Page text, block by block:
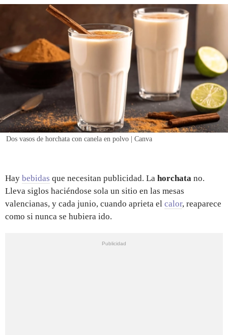
REGISTRO
INICIAR SESIÓN
Dos vasos de horchata con canela en polvo | Canva
Hay bebidas que necesitan publicidad. La horchata no.
Lleva siglos haciéndose sola un sitio en las mesas
valencianas, y cada junio, cuando aprieta el calor, reaparece
como si nunca se hubiera ido.